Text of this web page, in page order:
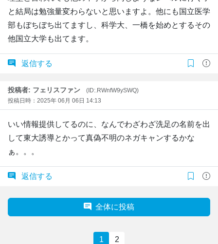
と結局は勉強量変わらないと思いますよ。他にも国立医学
部もぼちぼち出てますし、科学大、一橋を始めとするその
他国立大学も出てます。
返信する
投稿者: フェリスファン
(ID:.RWnfW9ySWQ)
投稿日時：2025年 06月 06日 14:13
いい情報提供してるのに、なんでわざわざ洗足の名前を出
して東大誘導とかって真偽不明のネガキャンするかな
ぁ。。。
返信する
全体に投稿
1 2